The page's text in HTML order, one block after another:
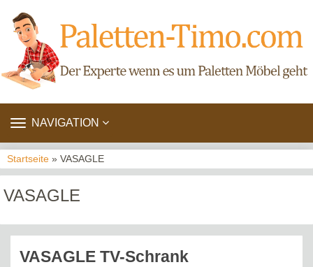
TOGGLE
NAVIGATION
Startseite » VASAGLE
VASAGLE
VASAGLE TV-Schrank